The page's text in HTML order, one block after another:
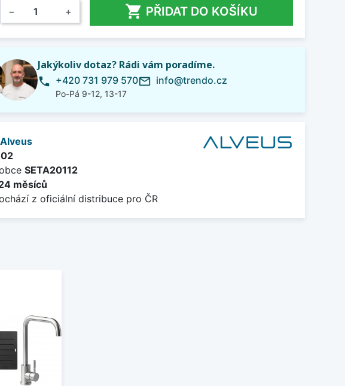
− +  PŘIDAT DO KOŠÍKU
Jakýkoliv dotaz? Rádi vám poradíme.
phone +420 731 979 570
Po-Pá 9-12, 13-17
mail_outline info@trendo.cz
Alveus
SETA20112
měsíců
z oficiální distribuce pro ČR